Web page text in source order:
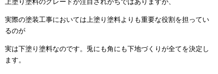
実際の塗装工事においては上塗り塗料よりも重要な役割を担ってい
るのが
実は下塗り塗料なのです。兎にも角にも下地づくりが全てを決定し
ます。